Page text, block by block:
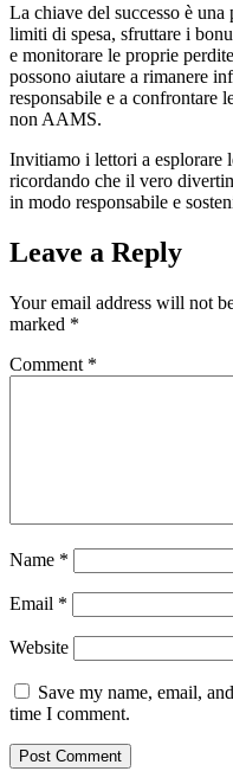
La chiave del successo è
limiti di spesa, sfruttare i
e monitorare le proprie
possono aiutare a rimanere
responsabile e a confrontare
non AAMS.
Invitiamo i lettori a esplorare
ricordando che il vero
in modo responsabile e
Leave a Reply
Your email address will not
marked *
Comment *
Name *
Email *
Website
Save my name, email,
time I comment.